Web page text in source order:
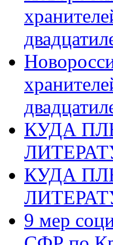
КУДА
КУДА
9 мер